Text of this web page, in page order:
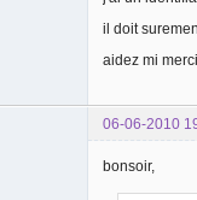
il doit
aidez mi merci
06-06-2010
bonsoir,